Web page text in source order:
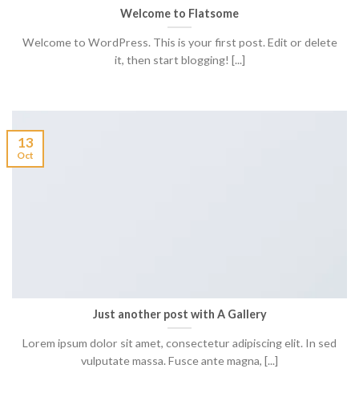
Welcome to Flatsome
Welcome to WordPress. This is your first post. Edit or delete
it, then start blogging! [...]
Just another post with A Gallery
Lorem ipsum dolor sit amet, consectetur adipiscing elit. In sed
vulputate massa. Fusce ante magna, [...]
13
Oct